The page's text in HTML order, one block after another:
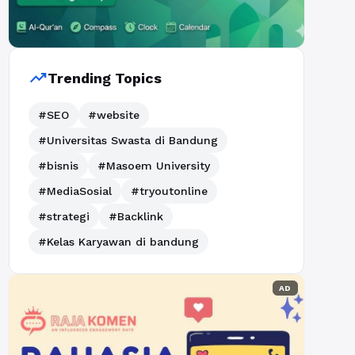
trending_upTrending Topics
#SEO
#website
#Universitas Swasta di Bandung
#bisnis
#Masoem University
#MediaSosial
#tryoutonline
#strategi
#Backlink
#Kelas Karyawan di bandung
AD